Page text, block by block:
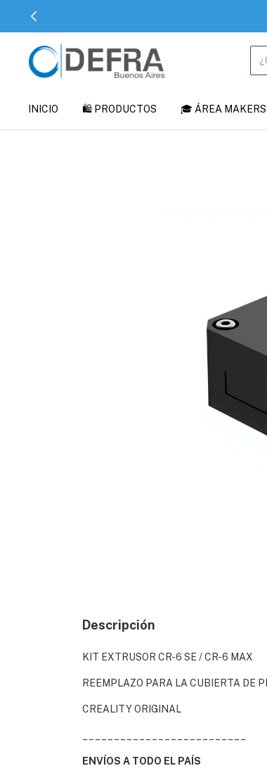
INICIO 🛍️ PRODUCTOS 🎓 ÁREA MAKERS
Descripción
KIT EXTRUSOR CR-6 SE / CR-6 MAX
REEMPLAZO PARA LA CUBIERTA DE
CREALITY ORIGINAL
ENVÍOS A TODO EL PAÍS